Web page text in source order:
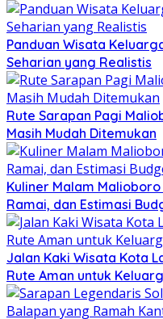
Panduan Wisata
Seharian yang Realistis
Rute Sarapan Pagi
Masih Mudah Ditemukan
Kuliner Malam
Ramai, dan Estimasi
Jalan Kaki Wisata Kota
Rute Aman untuk